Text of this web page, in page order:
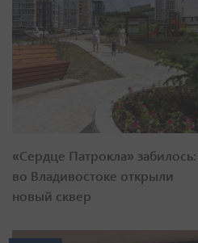
«Сердце Патрокла» забилось:
во Владивостоке открыли
новый сквер